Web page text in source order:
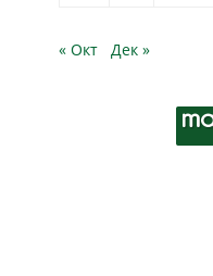
« Окт Дек »